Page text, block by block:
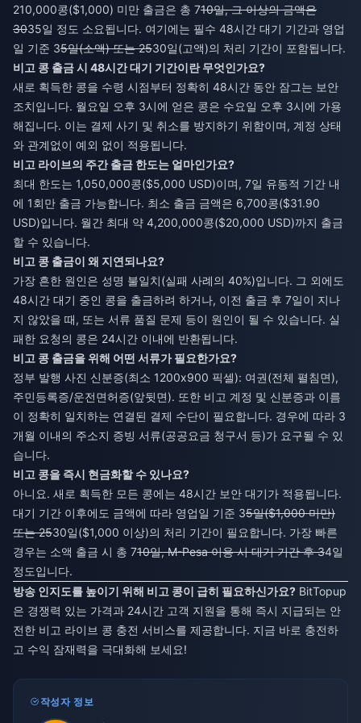
210,000콩($1,000) 미만 출금은 총 710일, 그 이상의 금액은
3035일 정도 소요됩니다. 여기에는 필수 48시간 대기 기간과 영업
일 기준 35일(소액) 또는 2530일(고액)의 처리 기간이 포함됩니다.
비고 콩 출금 시 48시간 대기 기간이란 무엇인가요?
새로 획득한 콩을 수령 시점부터 정확히 48시간 동안 잠그는 보안
조치입니다. 월요일 오후 3시에 얻은 콩은 수요일 오후 3시에 가용
해집니다. 이는 결제 사기 및 취소를 방지하기 위함이며, 계정 상태
와 관계없이 예외 없이 적용됩니다.
비고 라이브의 주간 출금 한도는 얼마인가요?
최대 한도는 1,050,000콩($5,000 USD)이며, 7일 유동적 기간 내
에 1회만 출금 가능합니다. 최소 출금 금액은 6,700콩($31.90
USD)입니다. 월간 최대 약 4,200,000콩($20,000 USD)까지 출금
할 수 있습니다.
비고 콩 출금이 왜 지연되나요?
가장 흔한 원인은 성명 불일치(실패 사례의 40%)입니다. 그 외에도
48시간 대기 중인 콩을 출금하려 하거나, 이전 출금 후 7일이 지나
지 않았을 때, 또는 서류 품질 문제 등이 원인이 될 수 있습니다. 실
패한 요청의 콩은 24시간 이내에 반환됩니다.
비고 콩 출금을 위해 어떤 서류가 필요한가요?
정부 발행 사진 신분증(최소 1200x900 픽셀): 여권(전체 펼침면),
주민등록증/운전면허증(앞뒷면). 또한 비고 계정 및 신분증과 이름
이 정확히 일치하는 연결된 결제 수단이 필요합니다. 경우에 따라 3
개월 이내의 주소지 증빙 서류(공공요금 청구서 등)가 요구될 수 있
습니다.
비고 콩을 즉시 현금화할 수 있나요?
아니요. 새로 획득한 모든 콩에는 48시간 보안 대기가 적용됩니다.
대기 기간 이후에도 금액에 따라 영업일 기준 35일($1,000 미만)
또는 2530일($1,000 이상)의 처리 기간이 필요합니다. 가장 빠른
경우는 소액 출금 시 총 710일, M-Pesa 이용 시 대기 기간 후 34일
정도입니다.
방송 인지도를 높이기 위해 비고 콩이 급히 필요하신가요? BitTopup
은 경쟁력 있는 가격과 24시간 고객 지원을 통해 즉시 지급되는 안
전한 비고 라이브 콩 충전 서비스를 제공합니다. 지금 바로 충전하
고 수익 잠재력을 극대화해 보세요!
작성자 정보